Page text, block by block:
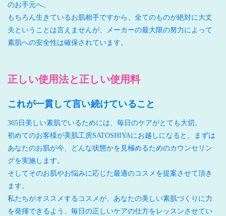
のお手元へ。
もちろん生きているお肌相手ですから、全てのものが絶対に大丈
夫ということは言えませんが、メーカーの最大限の努力によって
素肌への安全性は確保されています。
正しい使用法と正しい使用料
これが一貫して言い続けていること
365日美しい素肌でいるためには、毎日のケアがとても大切。
初めてのお客様が美肌工房SATOSHIYAにお越しになると、まずは
あなたのお肌が今、どんな状態かを見極めるためのカウンセリン
グを実施します。
そしてそのお肌やお悩みに応じた最適のコスメを提案させて頂き
ます。
私たちがオススメするコスメが、あなたの美しい素肌づくりに力
を発揮できるよう、毎日の正しいケアの仕方をレッスンさせてい